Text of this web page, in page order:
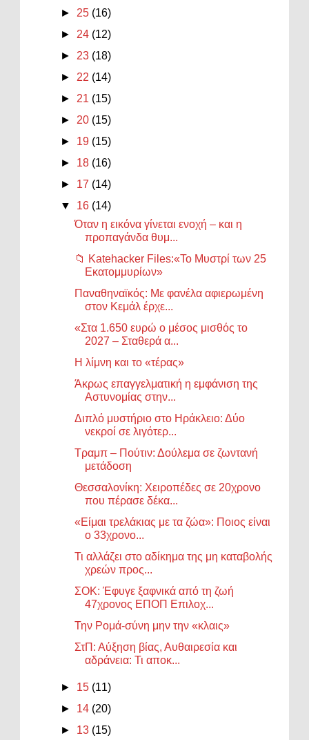
►25 (16)
►24 (12)
►23 (18)
►22 (14)
►21 (15)
►20 (15)
► 19 (15)
► 18 (16)
► 17 (14)
▼ 16 (14)
Όταν η εικόνα γίνεται ενοχή – και η
προπαγάνδα θυμ...
📁 Katehacker Files:«Το Μυστρί των 25
Εκατομμυρίων»
Παναθηναϊκός: Με φανέλα αφιερωμένη
στον Κεμάλ έρχε...
«Στα 1.650 ευρώ ο μέσος μισθός το
2027 – Σταθερά α...
Η λίμνη και το «τέρας»
Άκρως επαγγελματική η εμφάνιση της
Αστυνομίας στην...
Διπλό μυστήριο στο Ηράκλειο: Δύο
νεκροί σε λιγότερ...
Τραμπ – Πούτιν: Δούλεμα σε ζωντανή
μετάδοση
Θεσσαλονίκη: Χειροπέδες σε 20χρονο
που πέρασε δέκα...
«Είμαι τρελάκιας με τα ζώα»: Ποιος είναι
ο 33χρονο...
Τι αλλάζει στο αδίκημα της μη καταβολής
χρεών προς...
ΣΟΚ: Έφυγε ξαφνικά από τη ζωή
47χρονος ΕΠΟΠ Επιλοχ...
Την Ρομά-σύνη μην την «κλαις»
ΣτΠ: Αύξηση βίας, Αυθαιρεσία και
αδράνεια: Τι αποκ...
► 15 (11)
► 14 (20)
► 13 (15)